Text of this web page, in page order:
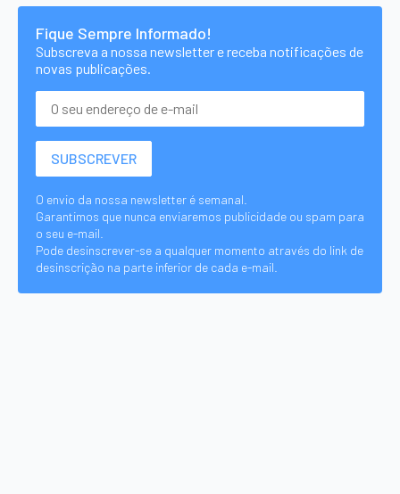
Fique Sempre Informado!
Subscreva a nossa newsletter e receba notificações de
novas publicações.
O envio da nossa newsletter é semanal.
Garantimos que nunca enviaremos publicidade ou spam para
o seu e-mail.
Pode desinscrever-se a qualquer momento através do link de
desinscrição na parte inferior de cada e-mail.